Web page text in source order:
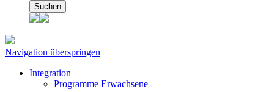
Suchen
Navigation überspringen
Integration
Programme Erwachsene